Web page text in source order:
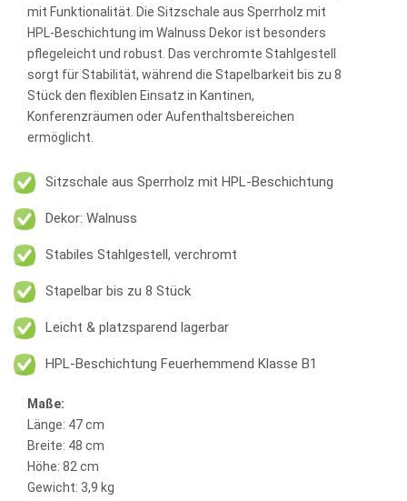
mit Funktionalität. Die Sitzschale aus Sperrholz mit
HPL-Beschichtung im Walnuss Dekor ist besonders
pflegeleicht und robust. Das verchromte Stahlgestell
sorgt für Stabilität, während die Stapelbarkeit bis zu 8
Stück den flexiblen Einsatz in Kantinen,
Konferenzräumen oder Aufenthaltsbereichen
ermöglicht.
Sitzschale aus Sperrholz mit HPL-Beschichtung
Dekor: Walnuss
Stabiles Stahlgestell, verchromt
Stapelbar bis zu 8 Stück
Leicht & platzsparend lagerbar
HPL-Beschichtung Feuerhemmend Klasse B1
Maße:
Länge: 47 cm
Breite: 48 cm
Höhe: 82 cm
Gewicht: 3,9 kg